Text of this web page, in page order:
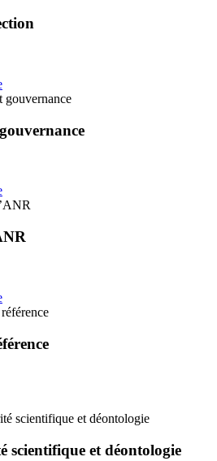
gouvernance
scientifique et déontologie
scientifique et déontologie